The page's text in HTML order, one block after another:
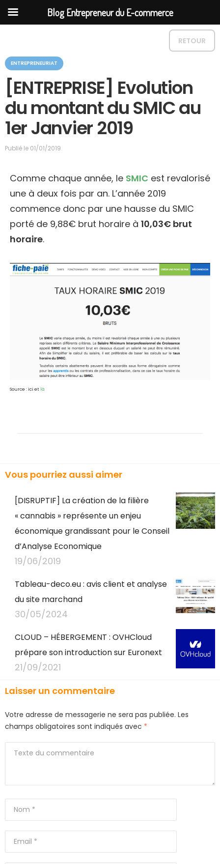
RETOUR
C
a
g
o
ENTREPRENEURIAT
[ENTREPRISE] Evolution
du montant du SMIC au
1er Janvier 2019
Publié le 01/01/2019
Comme chaque année, le SMIC est revalorisé
une à deux fois par an. L’année 2019
commence donc par une hausse du SMIC
porté de 9,88€ brut horaire à 10,03€ brut
horaire.
Source : ici et là
Vous pourriez aussi aimer
[DISRUPTIF] La création de la filière
« cannabis » représente un enjeu
économique grandissant pour le Conseil
d’Analyse Economique
19/06/2019
Tableau-deco.eu : avis client et analyse
du site marchand
30/05/2024
CLOUD – HÉBERGEMENT : OVHCloud
prépare son introduction sur Euronext
21/09/2021
Laisser un commentaire
Votre adresse de messagerie ne sera pas publiée. Les
champs obligatoires sont indiqués avec *
Blog Entrepreneur du E-commerce